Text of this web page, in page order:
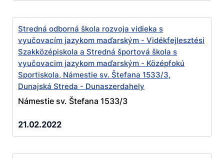
Stredná odborná škola rozvoja vidieka s
vyučovacím jazykom maďarským - Vidékfejlesztési
Szakközépiskola a Stredná športová škola s
vyučovacim jazykom maďarským - Középfokú
Sportiskola, Námestie sv. Štefana 1533/3,
Dunajská Streda - Dunaszerdahely
Námestie sv. Štefana 1533/3
21.02.2022